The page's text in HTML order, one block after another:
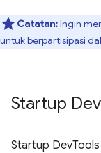
Catatan:Ingin
untuk berpartisipasi
Startup Dev
Startup